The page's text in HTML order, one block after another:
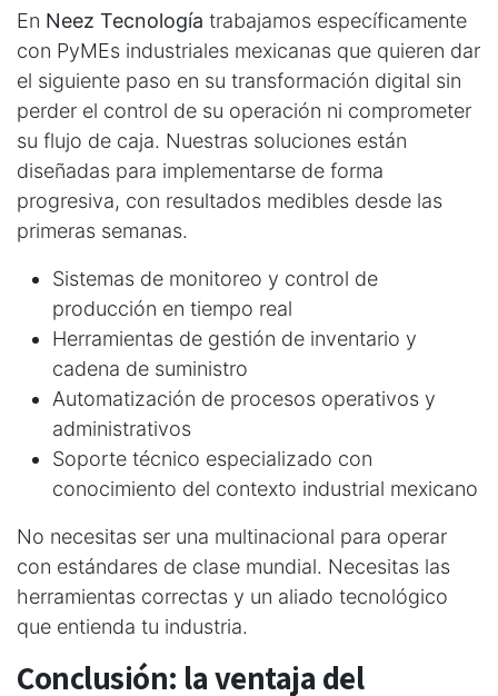
En Neez Tecnología trabajamos específicamente
con PyMEs industriales mexicanas que quieren dar
el siguiente paso en su transformación digital sin
perder el control de su operación ni comprometer
su flujo de caja. Nuestras soluciones están
diseñadas para implementarse de forma
progresiva, con resultados medibles desde las
primeras semanas.
Sistemas de monitoreo y control de
producción en tiempo real
Herramientas de gestión de inventario y
cadena de suministro
Automatización de procesos operativos y
administrativos
Soporte técnico especializado con
conocimiento del contexto industrial mexicano
No necesitas ser una multinacional para operar
con estándares de clase mundial. Necesitas las
herramientas correctas y un aliado tecnológico
que entienda tu industria.
Conclusión: la ventaja del